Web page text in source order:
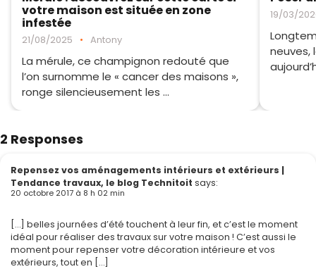
votre maison est située en zone
infestée
21/08/2025 • Antony
La mérule, ce champignon redouté que
l’on surnomme le « cancer des maisons »,
ronge silencieusement les ...
19/03/
neuves,
2 Responses
Repensez vos aménagements intérieurs et extérieurs |
Tendance travaux, le blog Technitoit says:
20 octobre 2017 à 8 h 02 min
[…] belles journées d’été touchent à leur fin, et c’est le moment
idéal pour réaliser des travaux sur votre maison ! C’est aussi le
moment pour repenser votre décoration intérieure et vos
extérieurs, tout en […]